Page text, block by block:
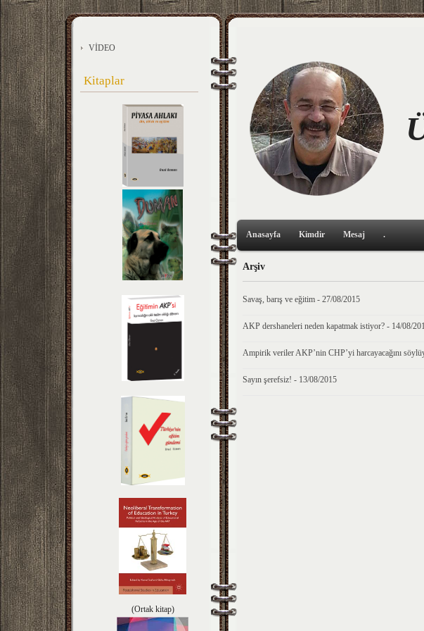
VİDEO
Kitaplar
(Ortak kitap)
Anasayfa Kimdir Mesaj .
Arşiv
Savaş, barış ve eğitim - 27/08/2015
AKP dershaneleri neden kapatmak istiyor? - 14/08/
Ampirik veriler AKP’nin CHP’yi harcayacağını
Sayın şerefsiz! - 13/08/2015